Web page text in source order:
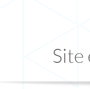
Site